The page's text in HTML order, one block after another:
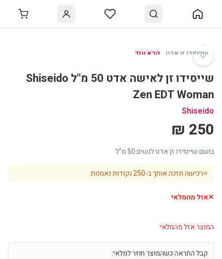
♡
שייסידו זן אדט קרא עוד
שייסידו זן לאישה אדט 50 מ"ל Shiseido
Zen EDT Woman
Shiseido
250 ₪
בושם שייסידו זן אדט לנשים 50 מ"ל
⭐רכישה תזכה אותך ב-250נקודות נאמנות
✕אזל מהמלאי
המוצר אזל מהמלאי
קבל התראה כשהמוצר חוזר למלאי: